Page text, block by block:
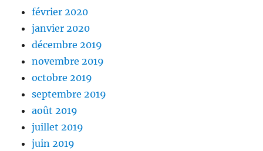
février 2020
janvier 2020
décembre 2019
novembre 2019
octobre 2019
septembre 2019
août 2019
juillet 2019
juin 2019